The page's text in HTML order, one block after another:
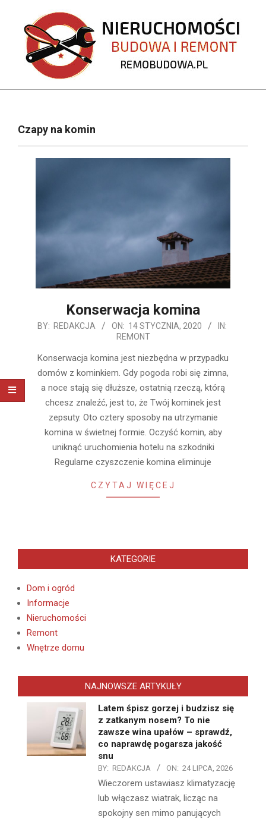
content
REMOBUDOWA.PL
NavigationCzapy na komin
Konserwacja komina
2020-
14
BY: REDAKCJA ON: 14 STYCZNIA, 2020
IN:
REMONT
Konserwacja komina jest niezbędna w przypadku
domów z kominkiem. Gdy pogoda robi się zimna,
a noce stają się dłuższe, ostatnią rzeczą, którą
chcesz znaleźć, jest to, że Twój kominek jest
zepsuty. Oto cztery sposoby na utrzymanie
komina w świetnej formie. Oczyść komin, aby
uniknąć uruchomienia hotelu na szkodniki
Regularne czyszczenie komina eliminuje
CZYTAJ WIĘCEJ
KATEGORIE
Dom i ogród
Informacje
Nieruchomości
Remont
Wnętrze domu
NAJNOWSZE ARTYKUŁY
Latem śpisz gorzej i budzisz się
z zatkanym nosem? To nie
zawsze wina upałów – sprawdź,
co naprawdę pogarsza jakość
snu
BY: REDAKCJA ON: 24 LIPCA, 2026
Wieczorem ustawiasz klimatyzację
lub włączasz wiatrak, licząc na
spokojny sen mimo panujących